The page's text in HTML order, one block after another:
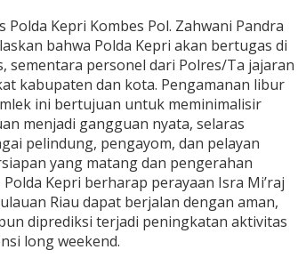
Polda Kepri Kombes Pol. Zahwani Pandra
bahwa Polda Kepri akan bertugas di
sementara personel dari Polres/Ta jajaran
kabupaten dan kota. Pengamanan libur
ini bertujuan untuk meminimalisir
menjadi gangguan nyata, selaras
pelindung, pengayom, dan pelayan
yang matang dan pengerahan
Kepri berharap perayaan Isra Mi’raj
Riau dapat berjalan dengan aman,
diprediksi terjadi peningkatan aktivitas
long weekend.